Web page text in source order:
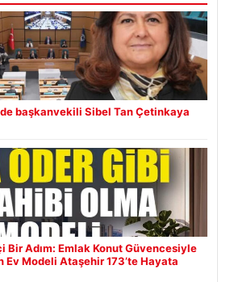
başkanvekili Sibel Tan Çetinkaya
Bir Adım: Emlak Konut Güvencesiyle
Ev Modeli Ataşehir 173’te Hayata